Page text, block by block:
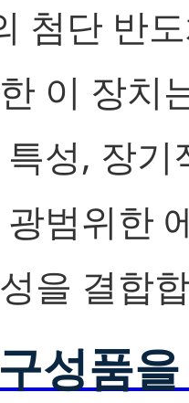
첨단 반
이 장치
성, 장기
범위한
을 결합
성품